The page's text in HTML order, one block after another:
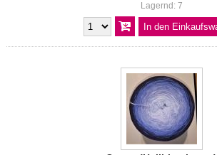
Lagernd: 7